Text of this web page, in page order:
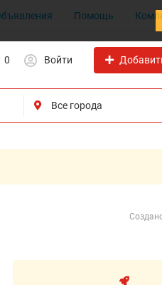
Помощь
0 Войти